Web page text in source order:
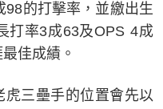
98的打擊率，並繳出生
打率3成63及OPS 4成
佳成績。
三壘手的位置會先以